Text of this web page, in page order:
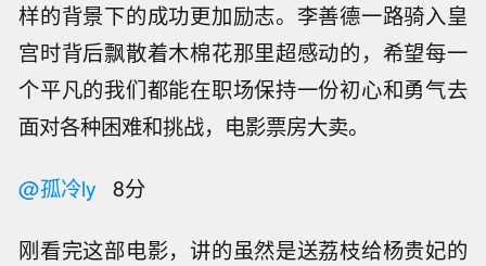
样的背景下的成功更加励志。李善德一路骑入皇
宫时背后飘散着木棉花那里超感动的，希望每一
个平凡的我们都能在职场保持一份初心和勇气去
面对各种困难和挑战，电影票房大卖。
@孤冷ly 8分
刚看完这部电影，讲的虽然是送荔枝给杨贵妃的